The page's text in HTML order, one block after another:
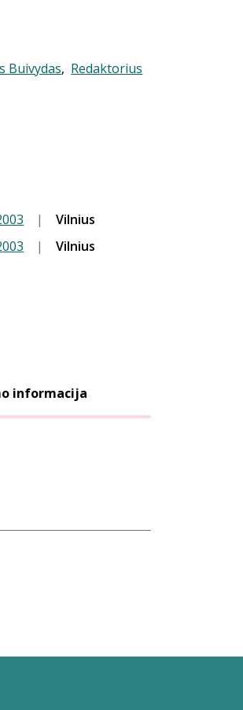
Buivydas, Redaktorius
|
Vilnius
| Vilnius
informacija